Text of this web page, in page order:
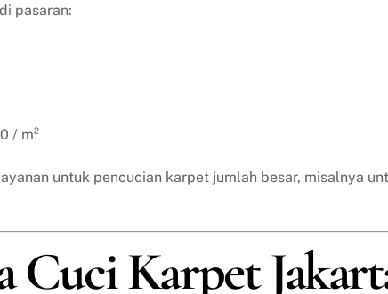
pasaran:
/ m²
untuk pencucian karpet jumlah besar, misalnya
Cuci Karpet